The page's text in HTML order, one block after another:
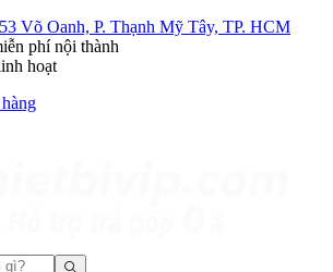
Võ Oanh, P. Thạnh Mỹ Tây, TP. HCM
phí nội thành
hoạt